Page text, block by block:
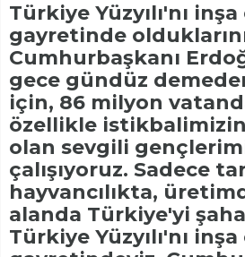
Türkiye Yüzyılı'nı
gayretinde
Cumhurbaşkanı
gece gündüz
için, 86 milyon
özellikle
olan sevgili
çalışıyoruz. Sadece
hayvancılıkta,
alanda Türkiye'yi
Türkiye Yüzyılı'nı